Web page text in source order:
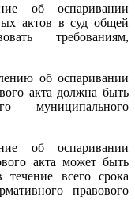
об оспаривании
актов в суд общей
требованиям,
об оспаривании
акта должна быть
муниципального
об оспаривании
акта может быть
всего срока
правового